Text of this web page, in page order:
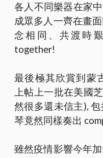
各人不同樂器在家
成眾多人一齊在畫
念相同、共渡時
together!
最後極其欣賞到蒙
上帖上一批在美國
然很多還未信主),
琴竟然同樣奏出
雖然疫情影響今年